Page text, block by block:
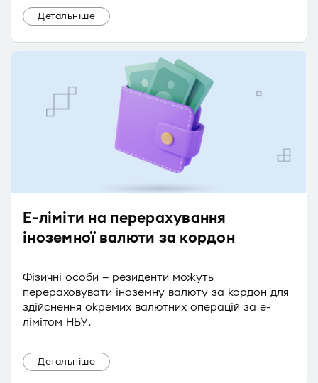
Детальніше
Е-ліміти на перерахування
іноземної валюти за кордон
Фізичні особи – резиденти можуть
перераховувати іноземну валюту за кордон для
здійснення окремих валютних операцій за е-
лімітом НБУ.
Детальніше